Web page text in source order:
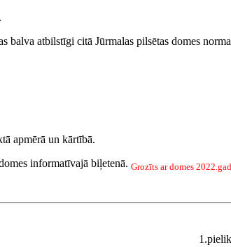
balva atbilstīgi citā Jūrmalas pilsētas domes
apmērā un kārtībā.
informatīvajā biļetenā. Grozīts ar domes